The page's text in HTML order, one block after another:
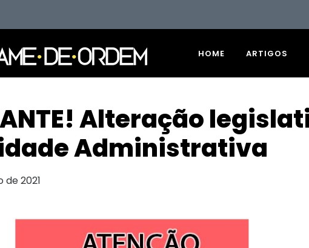
HOME ARTIGOS
Alteração
Administrativa
2021